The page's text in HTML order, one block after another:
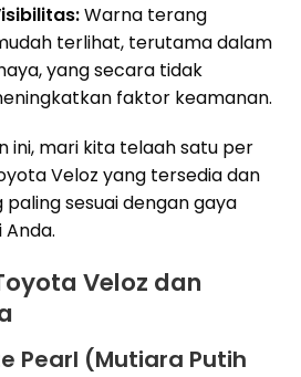
Warna terang
terlihat, terutama dalam
yang secara tidak
faktor keamanan.
ini, mari kita telaah satu per
Veloz yang tersedia dan
sesuai dengan gaya
Veloz dan
Pearl (Mutiara Putih